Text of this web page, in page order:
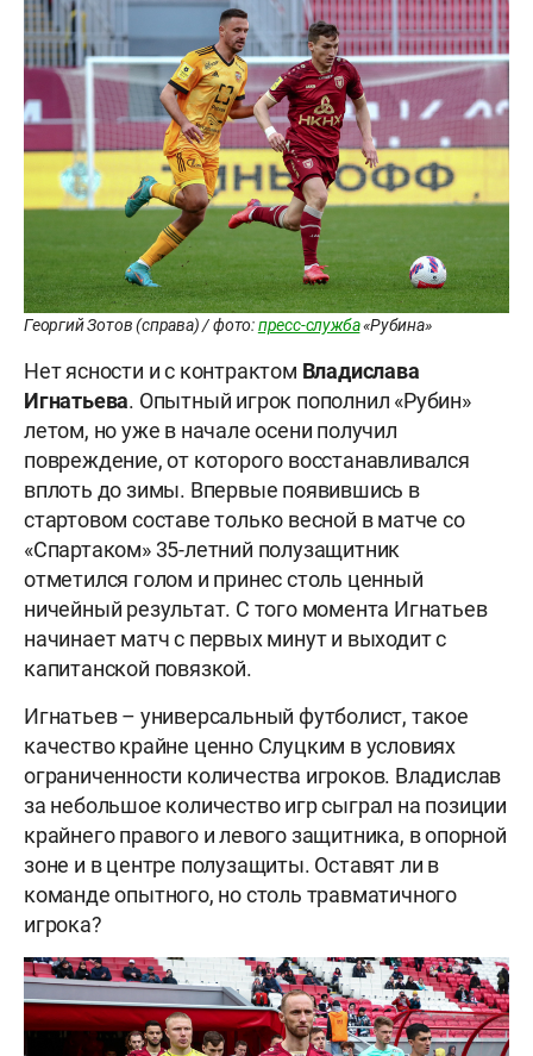
Георгий Зотов (справа) / фото:пресс-служба«Рубина»
Нет ясности и с контрактом Владислава
Игнатьева. Опытный игрок пополнил «Рубин»
летом, но уже в начале осени получил
повреждение, от которого восстанавливался
вплоть до зимы. Впервые появившись в
стартовом составе только весной в матче со
«Спартаком» 35-летний полузащитник
отметился голом и принес столь ценный
ничейный результат. С того момента Игнатьев
начинает матч с первых минут и выходит с
капитанской повязкой.
Игнатьев – универсальный футболист, такое
качество крайне ценно Слуцким в условиях
ограниченности количества игроков. Владислав
за небольшое количество игр сыграл на позиции
крайнего правого и левого защитника, в опорной
зоне и в центре полузащиты. Оставят ли в
команде опытного, но столь травматичного
игрока?